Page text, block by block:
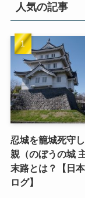
人気の記事
忍城を籠城死守
親（のぼうの城
末路とは？【日
ログ】